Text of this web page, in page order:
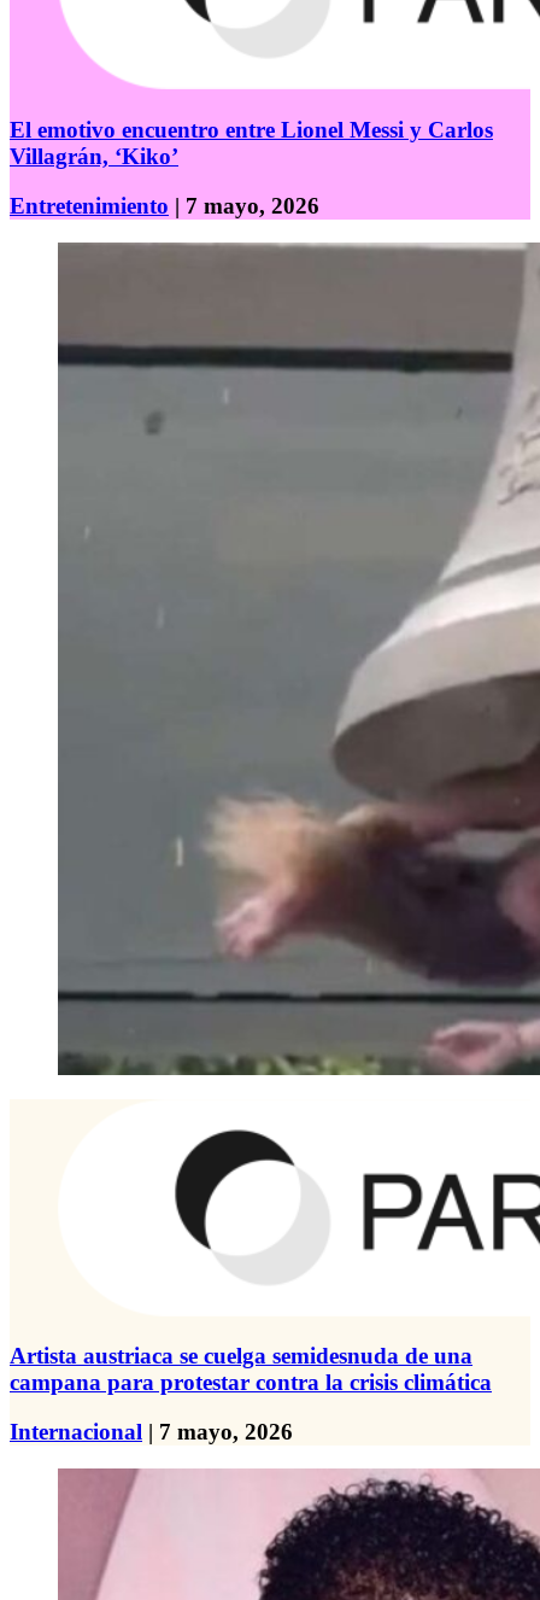
El emotivo encuentro entre Lionel Messi y Carlos
Villagrán, ‘Kiko’
Entretenimiento | 7 mayo, 2026
Artista austriaca se cuelga semidesnuda de una
campana para protestar contra la crisis climática
Internacional | 7 mayo, 2026